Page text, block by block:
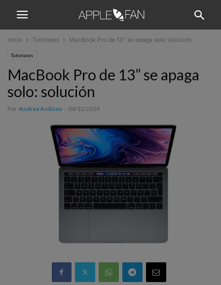
Inicio Tutoriales MacBook Pro de 13” se apaga solo: solución
Tutoriales
MacBook Pro de 13” se apaga
solo: solución
Por Andrea Ardións - 04/12/2019